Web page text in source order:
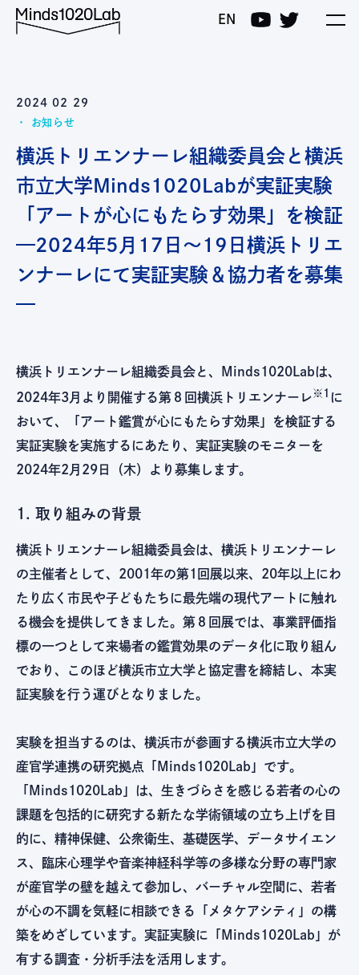
Minds1020Lab｜
EN
2024 02 29
お知らせ
横浜トリエンナーレ組織委員会と横浜
市立大学Minds1020Labが実証実験
「アートが心にもたらす効果」を検証
—2024年5月17日〜19日横浜トリエ
ンナーレにて実証実験＆協力者を募集
—
横浜トリエンナーレ組織委員会と、Minds1020Labは、
2024年3月より開催する第８回横浜トリエンナーレ ※1 に
おいて、「アート鑑賞が心にもたらす効果」を検証する
実証実験を実施するにあたり、実証実験のモニターを
2024年2月29日（木）より募集します。
1. 取り組みの背景
横浜トリエンナーレ組織委員会は、横浜トリエンナーレ
の主催者として、2001年の第1回展以来、20年以上にわ
たり広く市民や子どもたちに最先端の現代アートに触れ
る機会を提供してきました。第８回展では、事業評価指
標の一つとして来場者の鑑賞効果のデータ化に取り組ん
でおり、このほど横浜市立大学と協定書を締結し、本実
証実験を行う運びとなりました。
実験を担当するのは、横浜市が参画する横浜市立大学の
産官学連携の研究拠点「Minds1020Lab」です。
「Minds1020Lab」は、生きづらさを感じる若者の心の
課題を包括的に研究する新たな学術領域の立ち上げを目
的に、精神保健、公衆衛生、基礎医学、データサイエン
ス、臨床心理学や音楽神経科学等の多様な分野の専門家
が産官学の壁を越えて参加し、バーチャル空間に、若者
が心の不調を気軽に相談できる「メタケアシティ」の構
築をめざしています。実証実験に「Minds1020Lab」が
有する調査・分析手法を活用します。